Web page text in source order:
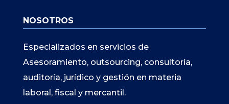
NOSOTROS
Especializados en servicios de
Asesoramiento, outsourcing, consultoría,
auditoría, jurídico y gestión en materia
laboral, fiscal y mercantil.